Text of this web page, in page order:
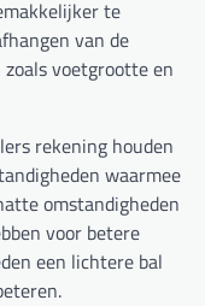
te
van de
voetgrootte en
rekening houden
waarmee
omstandigheden
voor betere
een lichtere bal